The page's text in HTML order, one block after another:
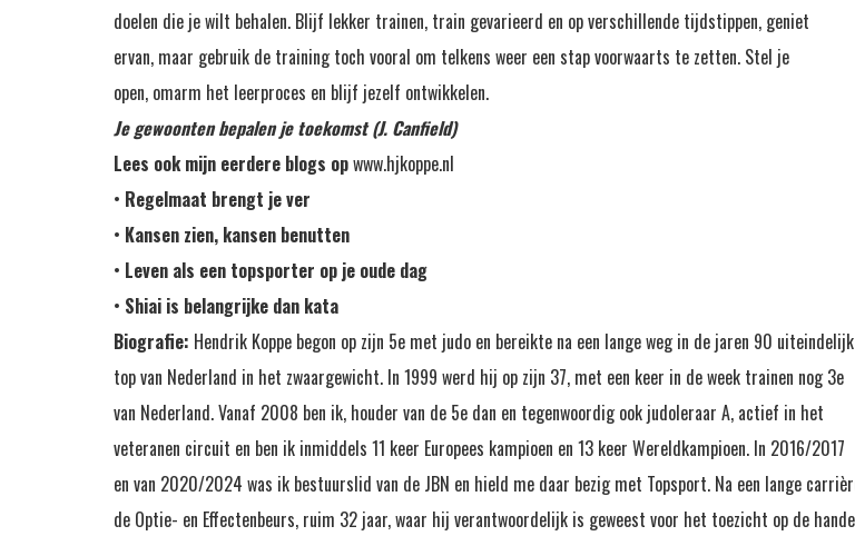
doelen die je wilt behalen. Blijf lekker trainen, train gevarieerd en op verschillende tijdstippen, geniet
ervan, maar gebruik de training toch vooral om telkens weer een stap voorwaarts te zetten. Stel je
open, omarm het leerproces en blijf jezelf ontwikkelen.
Je gewoonten bepalen je toekomst (J. Canfield)
Lees ook mijn eerdere blogs opwww.hjkoppe.nl
• Regelmaat brengt je ver
• Kansen zien, kansen benutten
• Leven als een topsporter op je oude dag
• Shiai is belangrijke dan kata
Biografie: Hendrik Koppe begon op zijn 5e met judo en bereikte na een lange weg in de jaren 90
top van Nederland in het zwaargewicht. In 1999 werd hij op zijn 37, met een keer in de week trainen nog 3e
van Nederland. Vanaf 2008 ben ik, houder van de 5e dan en tegenwoordig ook judoleraar A, actief in het
veteranen circuit en ben ik inmiddels 11 keer Europees kampioen en 13 keer Wereldkampioen. In 2016/2017
en van 2020/2024 was ik bestuurslid van de JBN en hield me daar bezig met Topsport. Na een lange
de Optie- en Effectenbeurs, ruim 32 jaar, waar hij verantwoordelijk is geweest voor het toezicht op de